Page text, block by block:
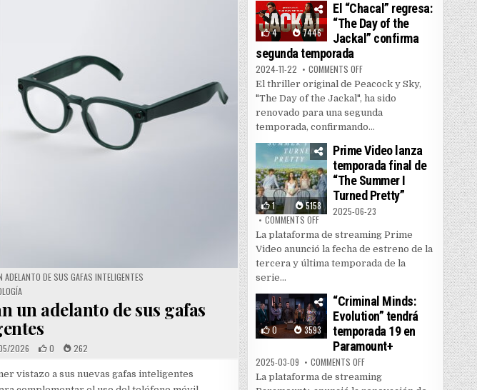
ADELANTO DE SUS GAFAS INTELIGENTES
IN
un adelanto de sus gafas
2026 0 262
vistazo a sus nuevas gafas inteligentes
4 7446
El “Chacal” regresa:
“The Day of the
Jackal” confirma
segunda temporada
2024-11-22 COMMENTS OFFON EL “CHACAL” REGRESA:
El thriller original de Peacock y Sky,
"The Day of the Jackal", ha sido
renovado para una segunda
temporada, confirmando...
1 5158
Prime Video lanza
temporada final de
“The Summer I
Turned Pretty”
2025-06-23
COMMENTS OFFON PRIME VIDEO LANZA TEMPORADA FINAL
La plataforma de streaming Prime
Video anunció la fecha de estreno de la
tercera y última temporada de la
serie...
0 3593
“Criminal Minds:
Evolution” tendrá
temporada 19 en
Paramount+
2025-03-09 COMMENTS OFFON “CRIMINAL MINDS:
La plataforma de streaming